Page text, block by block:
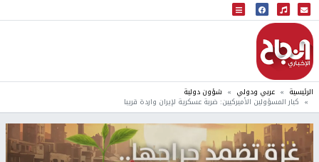
البث المباشر
إذاعة النجاح
الرئيسية عربي ودولي شؤون دولية
كبار المسؤولين الأميركيين: ضربة عسكرية لإيران واردة قريبا